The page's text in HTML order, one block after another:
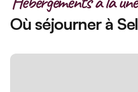
Où séjourner à Sel